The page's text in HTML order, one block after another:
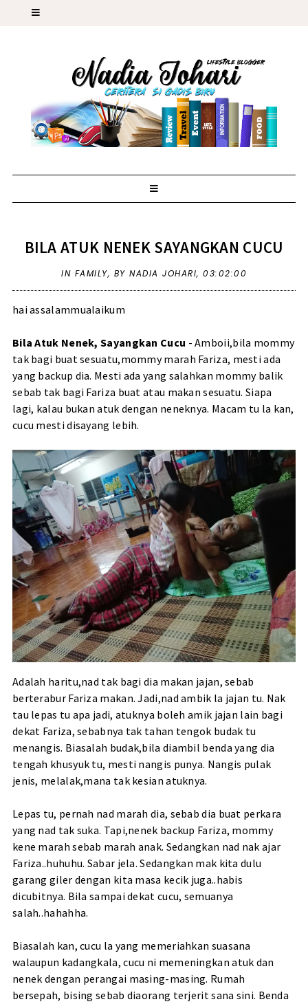
BILA ATUK NENEK SAYANGKAN CUCU
IN FAMILY, BY NADIA JOHARI, 03:02:00
hai assalammualaikum
Bila Atuk Nenek, Sayangkan Cucu - Amboii,bila mommy
tak bagi buat sesuatu,mommy marah Fariza, mesti ada
yang backup dia. Mesti ada yang salahkan mommy balik
sebab tak bagi Fariza buat atau makan sesuatu. Siapa
lagi, kalau bukan atuk dengan neneknya. Macam tu la kan,
cucu mesti disayang lebih.
Adalah haritu,nad tak bagi dia makan jajan, sebab
berterabur Fariza makan. Jadi,nad ambik la jajan tu. Nak
tau lepas tu apa jadi, atuknya boleh amik jajan lain bagi
dekat Fariza, sebabnya tak tahan tengok budak tu
menangis. Biasalah budak,bila diambil benda yang dia
tengah khusyuk tu, mesti nangis punya. Nangis pulak
jenis, melalak,mana tak kesian atuknya.
Lepas tu, pernah nad marah dia, sebab dia buat perkara
yang nad tak suka. Tapi,nenek backup Fariza, mommy
kene marah sebab marah anak. Sedangkan nad nak ajar
Fariza..huhuhu. Sabar jela. Sedangkan mak kita dulu
garang giler dengan kita masa kecik juga..habis
dicubitnya. Bila sampai dekat cucu, semuanya
salah..hahahha.
Biasalah kan, cucu la yang memeriahkan suasana
walaupun kadangkala, cucu ni memeningkan atuk dan
nenek dengan perangai masing-masing. Rumah
bersepah, bising sebab diaorang terjerit sana sini. Benda